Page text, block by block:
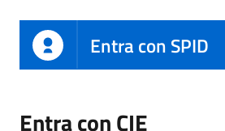
Entra con SPID
Entra con CIE